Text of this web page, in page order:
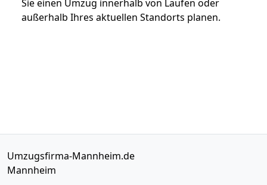
Sie einen Umzug innerhalb von Laufen oder
außerhalb Ihres aktuellen Standorts planen.
Umzugsfirma-Mannheim.de
Mannheim